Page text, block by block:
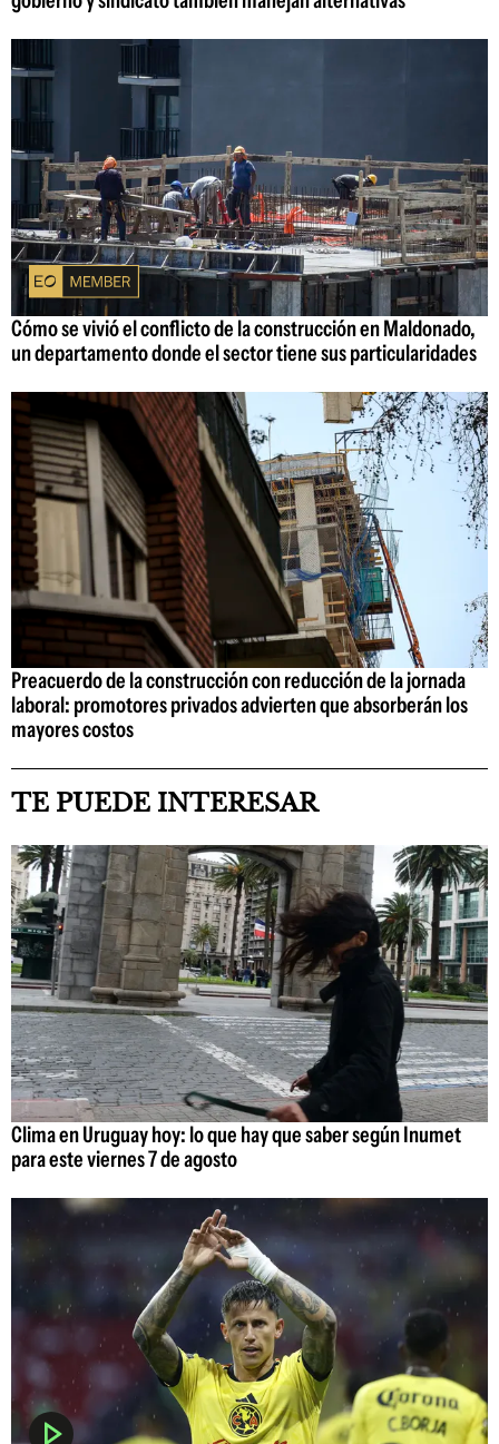
Cómo se vivió el conflicto de la construcción en Maldonado,
un departamento donde el sector tiene sus particularidades
Preacuerdo de la construcción con reducción de la jornada
laboral: promotores privados advierten que absorberán los
mayores costos
TE PUEDE INTERESAR
Clima en Uruguay hoy: lo que hay que saber según Inumet
para este viernes 7 de agosto